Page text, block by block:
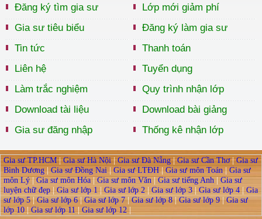
Đăng ký tìm gia sư
Gia sư tiêu biểu
Tin tức
Liên hệ
Làm trắc nghiệm
Download tài liệu
Gia sư đăng nhập
Lớp mới giảm phí
Đăng ký làm gia sư
Thanh toán
Tuyển dụng
Quy trình nhận lớp
Download bài giảng
Thống kê nhận lớp
Gia sư TP.HCM|Gia sư Hà Nội|Gia sư Đà Nẵng|Gia sư Cần Thơ|Gia sư
Bình Dương | Gia sư Đồng Nai | Gia sư LTĐH | Gia sư môn Toán | Gia sư
môn Lý|Gia sư môn Hóa|Gia sư môn Văn|Gia sư tiếng Anh|Gia sư
luyện chữ đẹp | Gia sư lớp 1 | Gia sư lớp 2 | Gia sư lớp 3 | Gia sư lớp 4 | Gia
sư lớp 5|Gia sư lớp 6|Gia sư lớp 7|Gia sư lớp 8|Gia sư lớp 9|Gia sư
lớp 10|Gia sư lớp 11|Gia sư lớp 12|